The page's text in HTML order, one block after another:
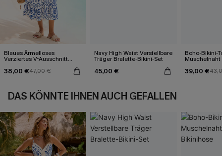
Blaues Ärmelloses
Verziertes V-Ausschnitt
38,00 €47,00 €
Navy High Waist Verstellbare
Träger Bralette-Bikini-Set
45,00 €
Boho-Bikini-
Muschelnaht
39,00 €
DAS KÖNNTE IHNEN AUCH GEFALLEN